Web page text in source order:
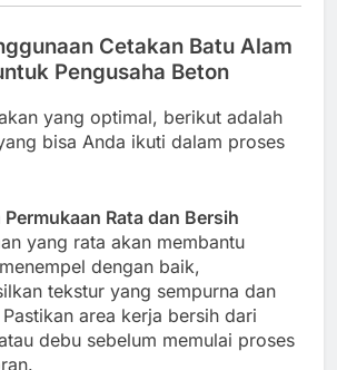
Cetakan Batu Alam
Pengusaha Beton
yang optimal, berikut adalah
bisa Anda ikuti dalam proses
Rata dan Bersih
yang rata akan membantu
dengan baik,
tekstur yang sempurna dan
area kerja bersih dari
debu sebelum memulai proses